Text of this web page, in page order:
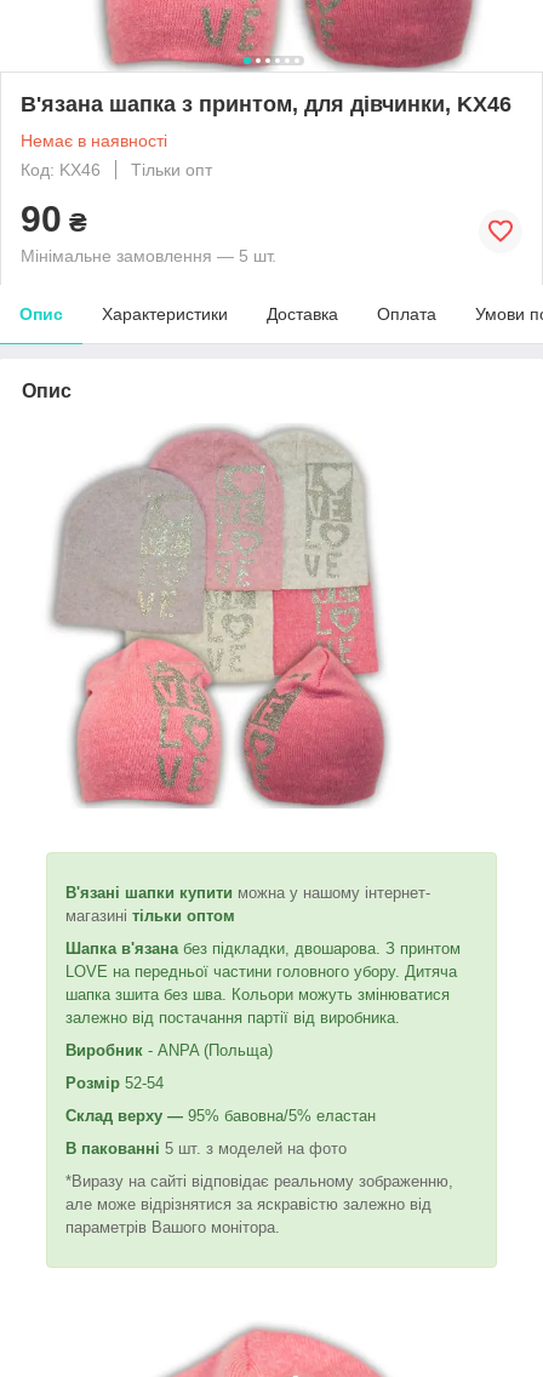
В'язана шапка з принтом, для дівчинки, KX46
Немає в наявності
Код: KX46
Тільки опт
90 ₴
Мінімальне замовлення — 5 шт.
Опис Характеристики Доставка Оплата Умови
Опис
В'язані шапки купити можна у нашому інтернет-
магазині тільки оптом
Шапка в'язана без підкладки, двошарова. З принтом
LOVE на передньої частини головного убору. Дитяча
шапка зшита без шва. Кольори можуть змінюватися
залежно від постачання партії від виробника.
Виробник - ANPA (Польща)
Розмір 52-54
Склад верху — 95% бавовна/5% еластан
В пакованні 5 шт. з моделей на фото
*Виразу на сайті відповідає реальному зображенню,
але може відрізнятися за яскравістю залежно від
параметрів Вашого монітора.